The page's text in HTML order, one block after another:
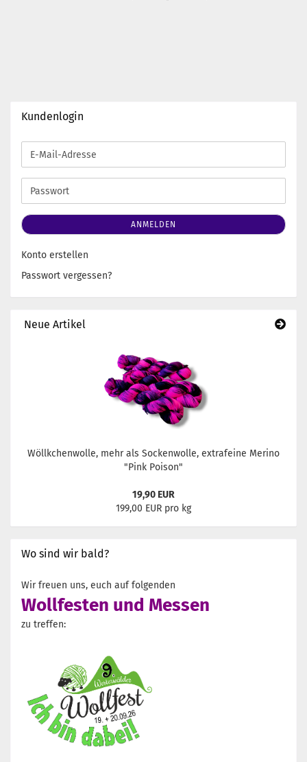
Kundenlogin
E-
Mail-
Adresse
Passwort
ANMELDEN
Konto erstellen
Passwort vergessen?
Neue Artikel
Wöllkchenwolle, mehr als Sockenwolle, extrafeine Merino
"Pink Poison"
19,90 EUR
199,00 EUR pro kg
Wo sind wir bald?
Wir freuen uns, euch auf folgenden
Wollfesten und Messen
zu treffen: